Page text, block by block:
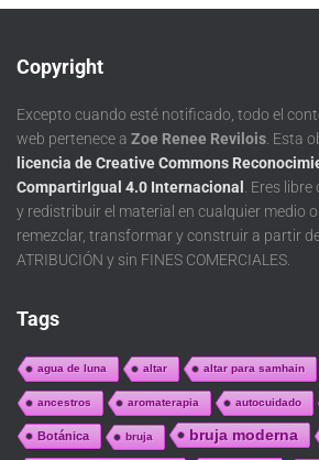
Copyright
Excepto cuando esté notificado, todo el
web pertenece a Zoe Renee Revilois . Esta
licencia de Creative Commons
CompartirIgual 4.0 Internacional
. Eres
y redistribuir el material en cualquier medio
remezclar, transformar y construir a partir
ATRIBUCIÓN y sin FINES COMERCIALES.
Tags
agua de luna altar altar para samhain
ancestros aromaterapia autocuidado
Botánica bruja bruja moderna